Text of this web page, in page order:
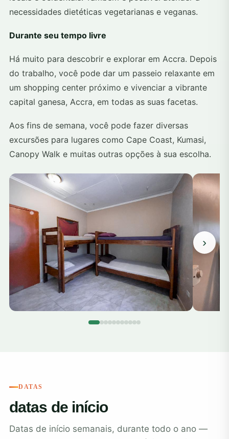
necessidades dietéticas vegetarianas e veganas.
Durante seu tempo livre
Há muito para descobrir e explorar em Accra. Depois
do trabalho, você pode dar um passeio relaxante em
um shopping center próximo e vivenciar a vibrante
capital ganesa, Accra, em todas as suas facetas.
Aos fins de semana, você pode fazer diversas
excursões para lugares como Cape Coast, Kumasi,
Canopy Walk e muitas outras opções à sua escolha.
›
DATAS
datas de início
Datas de início semanais, durante todo o ano —